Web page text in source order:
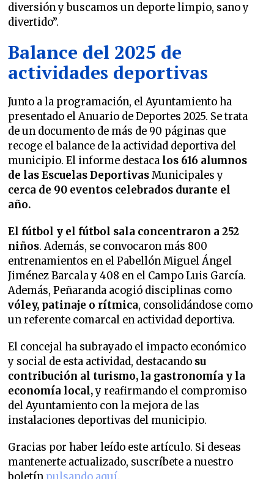
diversión y buscamos un deporte limpio, sano y
divertido”.
Balance del 2025 de
actividades deportivas
Junto a la programación, el Ayuntamiento ha
presentado el Anuario de Deportes 2025. Se trata
de un documento de más de 90 páginas que
recoge el balance de la actividad deportiva del
municipio. El informe destaca los 616 alumnos
de las Escuelas DeportivasMunicipales y
cerca de 90 eventos celebrados durante el
año.
El fútbol y el fútbol sala concentraron a 252
niños. Además, se convocaron más 800
entrenamientos en el Pabellón Miguel Ángel
Jiménez Barcala y 408 en el Campo Luis García.
Además, Peñaranda acogió disciplinas como
vóley, patinaje o rítmica, consolidándose como
un referente comarcal en actividad deportiva.
El concejal ha subrayado el impacto económico
y social de esta actividad, destacando su
contribución al turismo, la gastronomía y la
economía local,y reafirmando el compromiso
del Ayuntamiento con la mejora de las
instalaciones deportivas del municipio.
Gracias por haber leído este artículo. Si deseas
mantenerte actualizado, suscríbete a nuestro